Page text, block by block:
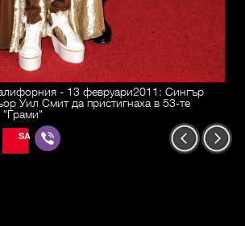
- 13 февруари2011: Сингър
Уил Смит да пристигнаха в 53-те
SAVE